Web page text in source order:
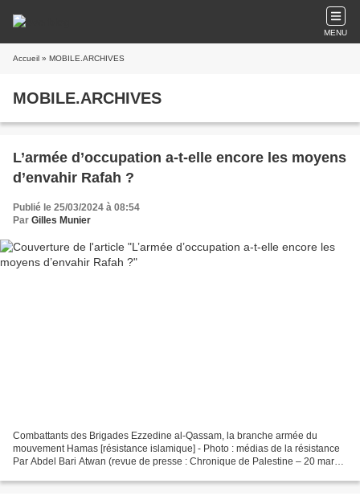
MENU
Accueil » MOBILE.ARCHIVES
MOBILE.ARCHIVES
L’armée d’occupation a-t-elle encore les moyens
d’envahir Rafah ?
Publié le 25/03/2024 à 08:54
Par Gilles Munier
Combattants des Brigades Ezzedine al-Qassam, la branche armée du
mouvement Hamas [résistance islamique] - Photo : médias de la résistance
Par Abdel Bari Atwan (revue de presse : Chronique de Palestine – 20 mars